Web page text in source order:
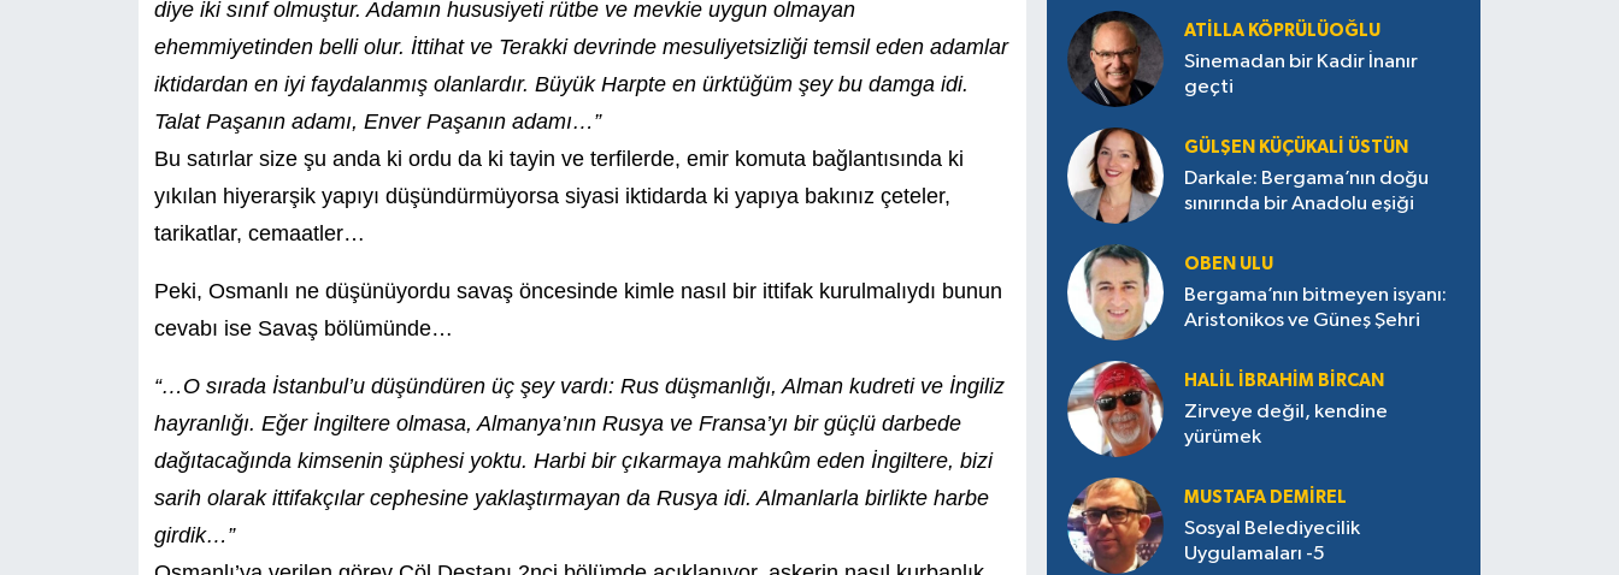
diye iki sınıf olmuştur. Adamın hususiyeti rütbe ve mevkie uygun olmayan
ehemmiyetinden belli olur. İttihat ve Terakki devrinde mesuliyetsizliği temsil eden adamlar
iktidardan en iyi faydalanmış olanlardır. Büyük Harpte en ürktüğüm şey bu damga idi.
Talat Paşanın adamı, Enver Paşanın adamı…”
Bu satırlar size şu anda ki ordu da ki tayin ve terfilerde, emir komuta bağlantısında ki
yıkılan hiyerarşik yapıyı düşündürmüyorsa siyasi iktidarda ki yapıya bakınız çeteler,
tarikatlar, cemaatler…
Peki, Osmanlı ne düşünüyordu savaş öncesinde kimle nasıl bir ittifak kurulmalıydı bunun
cevabı ise Savaş bölümünde…
“…O sırada İstanbul’u düşündüren üç şey vardı: Rus düşmanlığı, Alman kudreti ve İngiliz
hayranlığı. Eğer İngiltere olmasa, Almanya’nın Rusya ve Fransa’yı bir güçlü darbede
dağıtacağında kimsenin şüphesi yoktu. Harbi bir çıkarmaya mahkûm eden İngiltere, bizi
sarih olarak ittifakçılar cephesine yaklaştırmayan da Rusya idi. Almanlarla birlikte harbe
girdik…”
ATILLA KÖPRÜLÜOĞLU
Sinemadan bir Kadir İnanır
geçti
GÜLŞEN KÜÇÜKALI ÜSTÜN
Darkale: Bergama’nın doğu
sınırında bir Anadolu eşiği
OBEN ULU
Bergama’nın bitmeyen isyanı:
Aristonikos ve Güneş Şehri
HALIL İBRAHIM BIRCAN
Zirveye değil, kendine
yürümek
MUSTAFA DEMIREL
Sosyal Belediyecilik
Uygulamaları -5